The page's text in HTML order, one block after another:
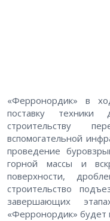
«Ферронордик» в
поставку
строительству
вспомогательной
проведение
горной массы и
поверхности,
строительство
завершающих
«Ферронордик» будет